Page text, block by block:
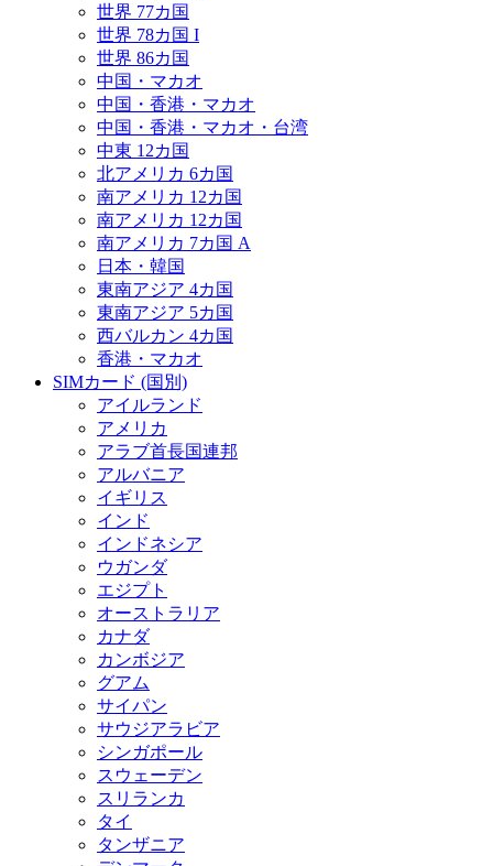
世界 77カ国
世界 78カ国 I
世界 86カ国
中国・マカオ
中国・香港・マカオ
中国・香港・マカオ・台湾
中東 12カ国
北アメリカ 6カ国
南アメリカ 12カ国
南アメリカ 12カ国
南アメリカ 7カ国 A
日本・韓国
東南アジア 4カ国
東南アジア 5カ国
西バルカン 4カ国
香港・マカオ
SIMカード (国別)
アイルランド
アメリカ
アラブ首長国連邦
アルバニア
イギリス
インド
インドネシア
ウガンダ
エジプト
オーストラリア
カナダ
カンボジア
グアム
サイパン
サウジアラビア
シンガポール
スウェーデン
スリランカ
タイ
タンザニア